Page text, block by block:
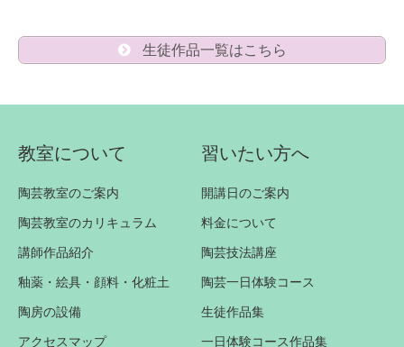
生徒作品一覧はこちら
教室について
陶芸教室のご案内
陶芸教室のカリキュラム
講師作品紹介
釉薬・絵具・顔料・化粧土
陶房の設備
アクセスマップ
習いたい方へ
開講日のご案内
料金について
陶芸技法講座
陶芸一日体験コース
生徒作品集
一日体験コース作品集